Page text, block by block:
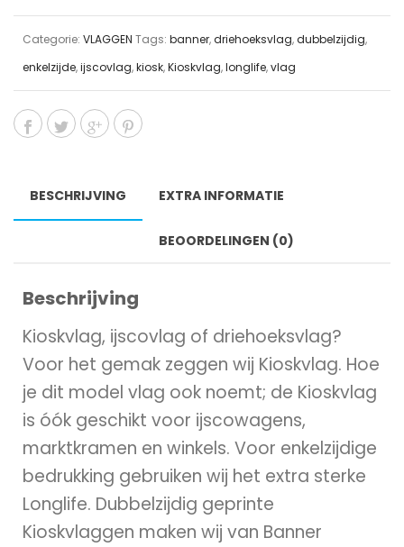
Categorie: VLAGGEN Tags: banner,driehoeksvlag,dubbelzijdig,
enkelzijde,ijscovlag,kiosk,Kioskvlag,longlife,vlag
BESCHRIJVING EXTRA INFORMATIE
BEOORDELINGEN (0)
Beschrijving
Kioskvlag, ijscovlag of driehoeksvlag?
Voor het gemak zeggen wij Kioskvlag. Hoe
je dit model vlag ook noemt; de Kioskvlag
is óók geschikt voor ijscowagens,
marktkramen en winkels. Voor enkelzijdige
bedrukking gebruiken wij het extra sterke
Longlife. Dubbelzijdig geprinte
Kioskvlaggen maken wij van Banner